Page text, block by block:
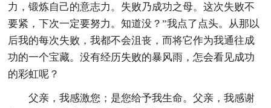
力，锻炼自己的意志力。失败乃成功之母。这次失败不
要紧，下次一定要努力。知道没？”我点了点头。从那以
后我的每次失败，我都不会沮丧，而将它作为我通往成
功的一个宝藏。没有经历失败的暴风雨，怎会看见成功
的彩虹呢？
父亲，我感激您；是您给予我生命。父亲，我感谢